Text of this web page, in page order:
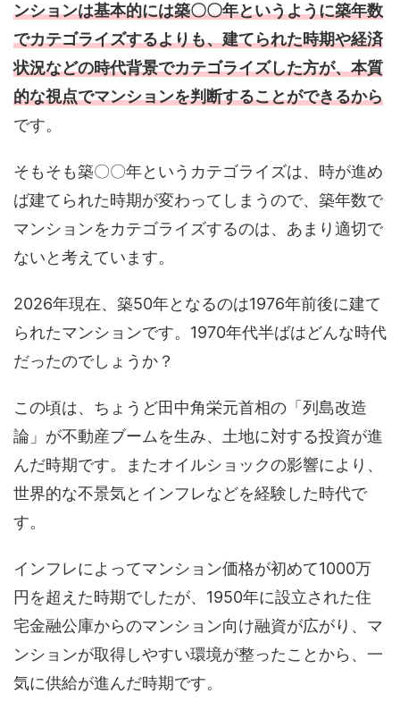
ンションは基本的には築〇〇年というように築年数
でカテゴライズするよりも、建てられた時期や経済
状況などの時代背景でカテゴライズした方が、本質
的な視点でマンションを判断することができるから
です。
そもそも築〇〇年というカテゴライズは、時が進め
ば建てられた時期が変わってしまうので、築年数で
マンションをカテゴライズするのは、あまり適切で
ないと考えています。
2026年現在、築50年となるのは1976年前後に建て
られたマンションです。1970年代半ばはどんな時代
だったのでしょうか？
この頃は、ちょうど田中角栄元首相の「列島改造
論」が不動産ブームを生み、土地に対する投資が進
んだ時期です。またオイルショックの影響により、
世界的な不景気とインフレなどを経験した時代で
す。
インフレによってマンション価格が初めて1000万
円を超えた時期でしたが、1950年に設立された住
宅金融公庫からのマンション向け融資が広がり、マ
ンションが取得しやすい環境が整ったことから、一
気に供給が進んだ時期です。